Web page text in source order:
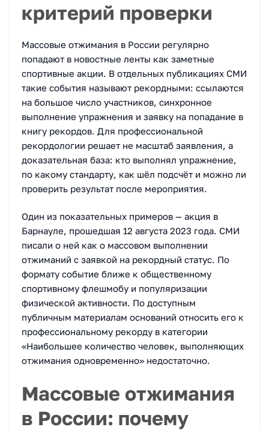
критерий проверки
Массовые отжимания в России регулярно
попадают в новостные ленты как заметные
спортивные акции. В отдельных публикациях СМИ
такие события называют рекордными: ссылаются
на большое число участников, синхронное
выполнение упражнения и заявку на попадание в
книгу рекордов. Для профессиональной
рекордологии решает не масштаб заявления, а
доказательная база: кто выполнял упражнение,
по какому стандарту, как шёл подсчёт и можно ли
проверить результат после мероприятия.
Один из показательных примеров — акция в
Барнауле, прошедшая 12 августа 2023 года. СМИ
писали о ней как о массовом выполнении
отжиманий с заявкой на рекордный статус. По
формату событие ближе к общественному
спортивному флешмобу и популяризации
физической активности. По доступным
публичным материалам оснований относить его к
профессиональному рекорду в категории
«Наибольшее количество человек, выполняющих
отжимания одновременно» недостаточно.
Массовые отжимания
в России: почему